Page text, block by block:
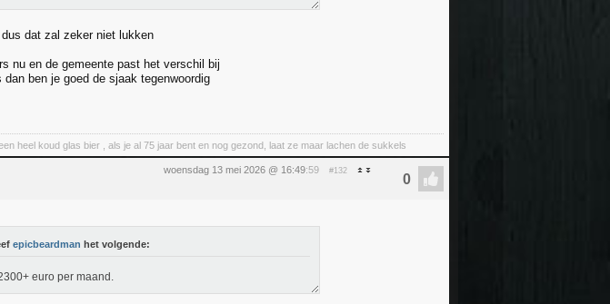
dat zal zeker niet lukken
nu en de gemeente past het verschil bij
ben je goed de sjaak tegenwoordig
heel koud glas bier , als je al 75 jaar bent en nog gezond, laat ze maar lachen de sukkels
woensdag 13 mei 2026 @ 16:49:59 #132
epicbeardman het volgende:
euro per maand.